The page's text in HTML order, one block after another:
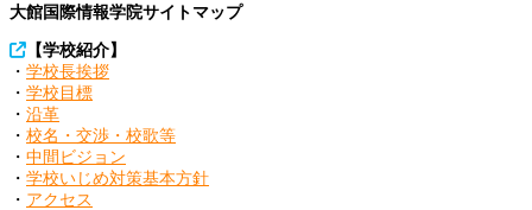
ビ
ゲ
ー
大館国際情報学院サイトマップ
【学校紹介】
・ 学校長挨拶
・ 学校目標
・ 沿革
・ 校名・交渉・校歌等
・ 中間ビジョン
・ 学校いじめ対策基本方針
・ アクセス